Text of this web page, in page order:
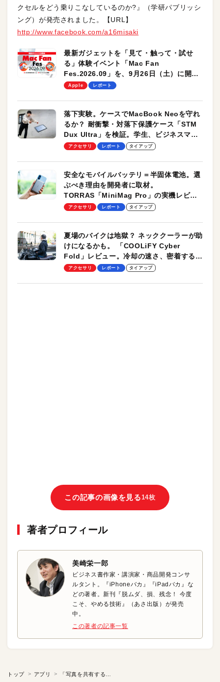
クセルをどう乗りこなしているのか?』（学研パブリッシ
ング）が発売されました。【URL】
http://www.facebook.com/a16misaki
最新ガジェットを「見て・触って・試せ
る」体験イベント「Mac Fan
Fes.2026.09」を、9月26日（土）に開催
します！
Apple レポート
落下実験。ケースでMacBook Neoを守れ
るか？ 耐衝撃・対落下保護ケース「STM
Dux Ultra」を検証。学生、ビジネスマン
のモバイルユースに最適！
アクセサリ レポート タイアップ
安全なモバイルバッテリ＝半固体電池。選
ぶべき理由を開発者に取材。
TORRAS「MiniMag Pro」の実機レビュ
ーも
アクセサリ レポート タイアップ
夏場のバイクは地獄？ ネッククーラーが助
けになるかも。 「COOLiFY Cyber
Fold」レビュー。冷却の速さ、密着する冷
却プレート、シンプルな操作性がグッド！
アクセサリ レポート タイアップ
この記事の画像を見る14枚
著者プロフィール
美崎栄一郎
ビジネス書作家・講演家・商品開発コンサ
ルタント。『iPhoneバカ』『iPadバカ』な
どの著者。新刊『脱ムダ、損、残念！ 今度
こそ、やめる技術』（あさ出版）が発売
中。
この著者の記事一覧
トップ アプリ